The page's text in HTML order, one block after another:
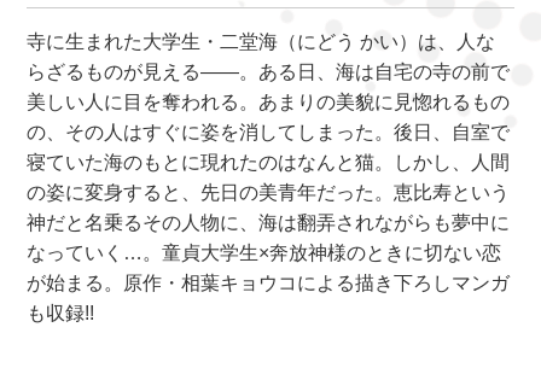
寺に生まれた大学生・二堂海（にどう かい）は、人な
らざるものが見える――。ある日、海は自宅の寺の前で
美しい人に目を奪われる。あまりの美貌に見惚れるもの
の、その人はすぐに姿を消してしまった。後日、自室で
寝ていた海のもとに現れたのはなんと猫。しかし、人間
の姿に変身すると、先日の美青年だった。恵比寿という
神だと名乗るその人物に、海は翻弄されながらも夢中に
なっていく…。童貞大学生×奔放神様のときに切ない恋
が始まる。原作・相葉キョウコによる描き下ろしマンガ
も収録!!